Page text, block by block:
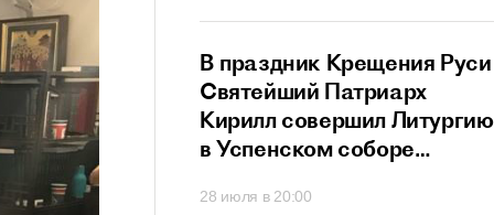
сан
Патриарх
совета
В праздник Крещения Руси
Святейший Патриарх
Кирилл совершил Литургию
в Успенском соборе
28 июля в 20:00